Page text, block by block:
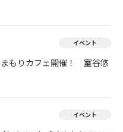
イベント
もりカフェ開催！ 室谷悠
イベント